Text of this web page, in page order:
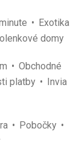
Exotika
domy
Obchodné
platby
Invia
Pobočky